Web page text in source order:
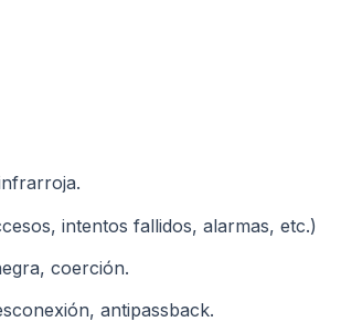
intentos fallidos, alarmas, etc.)
coerción.
antipassback.